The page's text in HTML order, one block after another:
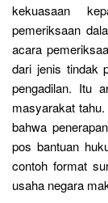
kekuasaan
pemeriksaan
acara
dari jenis tindak
pengadilan. Itu
masyarakat
bahwa
pos bantuan
contoh format
usaha negara